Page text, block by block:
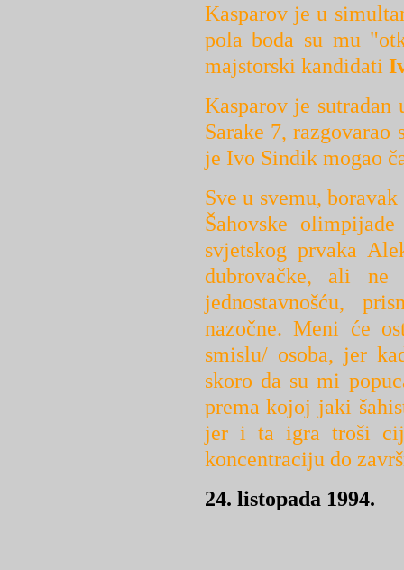
Kasparov je u
pola boda su mu
majstorski kandidati
Kasparov je
Sarake 7,
je Ivo Sindik mogao
Sve u svemu,
Šahovske
svjetskog prvaka
dubrovačke, ali ne
jednostavnošću,
nazočne. Meni će
smislu/ osoba, jer
skoro da su mi
prema kojoj jaki
jer i ta igra troši
koncentraciju do
24. listopada 1994.